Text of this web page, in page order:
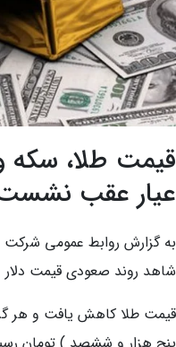
عیار عقب
به گزارش روابط عمومی شرکت
شاهد روند صعودی قیمت